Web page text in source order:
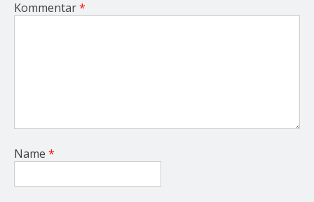
Kommentar*
Name *